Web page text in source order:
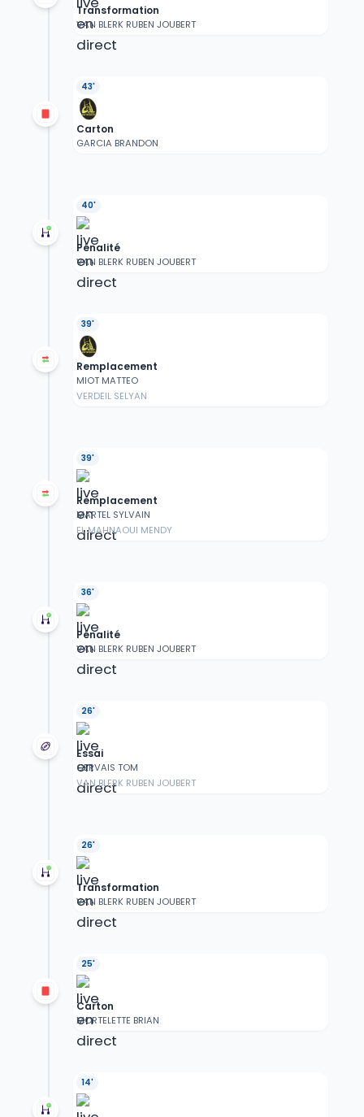
Transformation
VAN BLERK RUBEN JOUBERT
43'
Carton
GARCIA BRANDON
40'
Pénalité
VAN BLERK RUBEN JOUBERT
39'
Remplacement
MIOT MATTEO
VERDEIL SELYAN
39'
Remplacement
MARTEL SYLVAIN
EL MAHNAOUI MENDY
36'
Pénalité
VAN BLERK RUBEN JOUBERT
26'
Essai
GERVAIS TOM
VAN BLERK RUBEN JOUBERT
26'
Transformation
VAN BLERK RUBEN JOUBERT
25'
Carton
MORTELETTE BRIAN
14'